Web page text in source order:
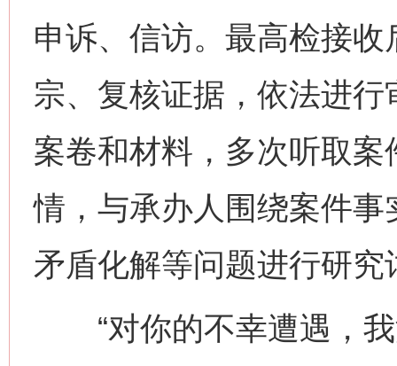
申诉、信访。最高检接
宗、复核证据，依法进
案卷和材料，多次听取
情，与承办人围绕案件
矛盾化解等问题进行研究
“对你的不幸遭遇，我